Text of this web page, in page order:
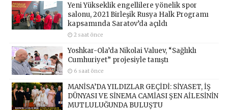
Yeni Yükseklik engellilere yönelik spor
salonu, 2021 Birleşik Rusya Halk Programı
kapsamında Saratov’da açıldı
2 saat önce
Yoshkar-Ola’da Nikolai Valuev, “Sağlıklı
Cumhuriyet” projesiyle tanıştı
6 saat önce
MANİSA’DA YILDIZLAR GEÇİDİ: SİYASET, İŞ
DÜNYASI VE SİNEMA CAMİASI ŞEN AİLESİNİN
MUTLULUĞUNDA BULUŞTU